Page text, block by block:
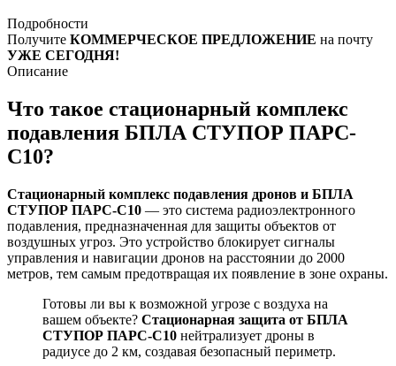
Подробности
Получите КОММЕРЧЕСКОЕ ПРЕДЛОЖЕНИЕ на почту
УЖЕ СЕГОДНЯ!
Описание
Что такое стационарный комплекс
подавления БПЛА СТУПОР ПАРС-
С10?
Стационарный комплекс подавления дронов и БПЛА
СТУПОР ПАРС-С10 — это система радиоэлектронного
подавления, предназначенная для защиты объектов от
воздушных угроз. Это устройство блокирует сигналы
управления и навигации дронов на расстоянии до 2000
метров, тем самым предотвращая их появление в зоне охраны.
Готовы ли вы к возможной угрозе с воздуха на
вашем объекте? Стационарная защита от БПЛА
СТУПОР ПАРС-С10 нейтрализует дроны в
радиусе до 2 км, создавая безопасный периметр.